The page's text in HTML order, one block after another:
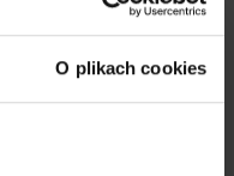
O plikach cookies